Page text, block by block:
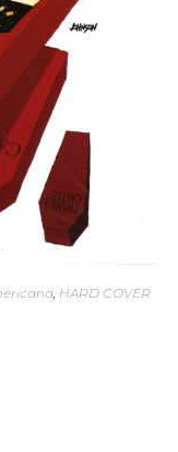
, HARD COVER